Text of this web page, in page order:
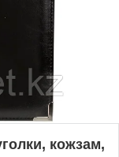
кожзам,